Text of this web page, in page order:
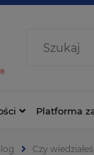
Platforma
Czy